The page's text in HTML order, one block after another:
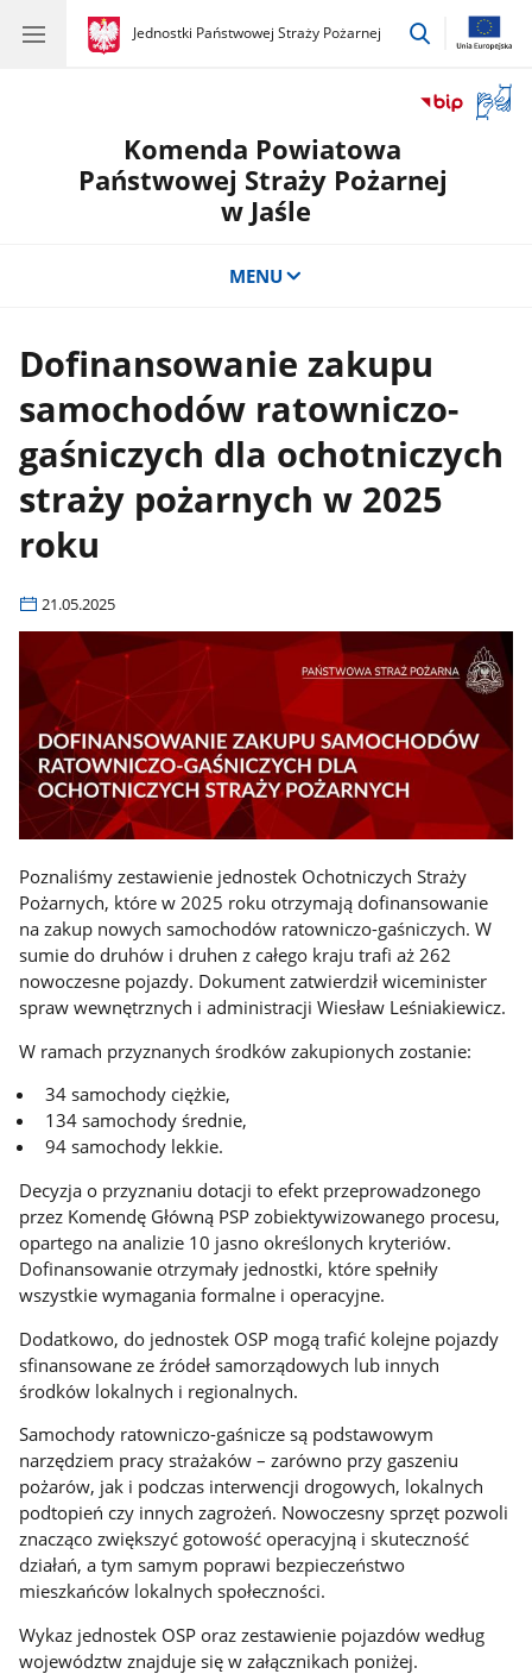
gov.pl
Jednostki Państwowej Straży Pożarnej
gov.pl
Jednostki
przejdź
okno
Komenda Powiatowa
Państwowej Straży Pożarnej
w Jaśle
MENU
Dofinansowanie zakupu
samochodów ratowniczo-
gaśniczych dla ochotniczych
straży pożarnych w 2025
roku
21.05.2025
Poznaliśmy zestawienie jednostek Ochotniczych Straży
Pożarnych, które w 2025 roku otrzymają dofinansowanie
na zakup nowych samochodów ratowniczo-gaśniczych. W
sumie do druhów i druhen z całego kraju trafi aż 262
nowoczesne pojazdy. Dokument zatwierdził wiceminister
spraw wewnętrznych i administracji Wiesław Leśniakiewicz.
W ramach przyznanych środków zakupionych zostanie:
34 samochody ciężkie,
134 samochody średnie,
94 samochody lekkie.
Decyzja o przyznaniu dotacji to efekt przeprowadzonego
przez Komendę Główną PSP zobiektywizowanego procesu,
opartego na analizie 10 jasno określonych kryteriów.
Dofinansowanie otrzymały jednostki, które spełniły
wszystkie wymagania formalne i operacyjne.
Dodatkowo, do jednostek OSP mogą trafić kolejne pojazdy
sfinansowane ze źródeł samorządowych lub innych
środków lokalnych i regionalnych.
Samochody ratowniczo-gaśnicze są podstawowym
narzędziem pracy strażaków – zarówno przy gaszeniu
pożarów, jak i podczas interwencji drogowych, lokalnych
podtopień czy innych zagrożeń. Nowoczesny sprzęt pozwoli
znacząco zwiększyć gotowość operacyjną i skuteczność
działań, a tym samym poprawi bezpieczeństwo
mieszkańców lokalnych społeczności.
Wykaz jednostek OSP oraz zestawienie pojazdów według
województw znajduje się w załącznikach poniżej.